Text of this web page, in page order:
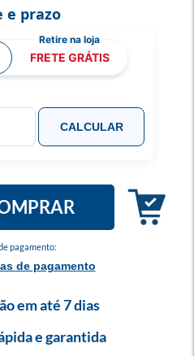
pagamento:
de pagamento
e prazo
FRETE GRÁTIS
CALCULAR
em até 7 dias
e garantida